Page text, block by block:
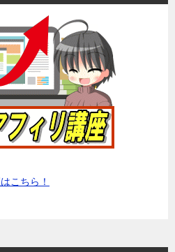
こちら！